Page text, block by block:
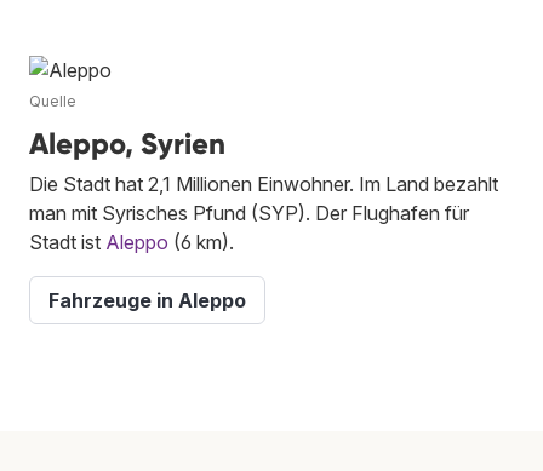
Quelle
Aleppo, Syrien
Die Stadt hat 2,1 Millionen Einwohner. Im Land bezahlt
man mit Syrisches Pfund (SYP). Der Flughafen für
Stadt ist Aleppo (6 km).
Fahrzeuge in Aleppo